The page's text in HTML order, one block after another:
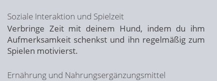
Soziale Interaktion und Spielzeit
Verbringe Zeit mit deinem Hund, indem du ihm
Aufmerksamkeit schenkst und ihn regelmäßig zum
Spielen motivierst.
Ernährung und Nahrungsergänzungsmittel